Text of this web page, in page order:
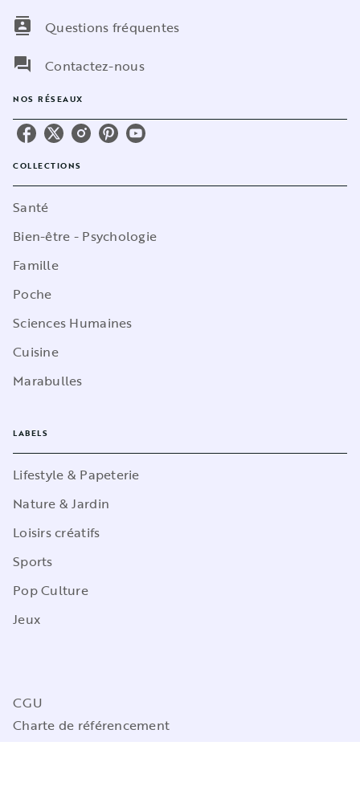
contacts
Questions fréquentes
question_answer
Contactez-nous
NOS RÉSEAUX
COLLECTIONS
Santé
Bien-être - Psychologie
Famille
Poche
Sciences Humaines
Cuisine
Marabulles
LABELS
Lifestyle & Papeterie
Nature & Jardin
Loisirs créatifs
Sports
Pop Culture
Jeux
CGU
Charte de référencement